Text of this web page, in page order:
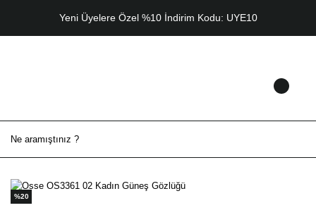
Yeni Üyelere Özel %10 İndirim Kodu: UYE10
%20